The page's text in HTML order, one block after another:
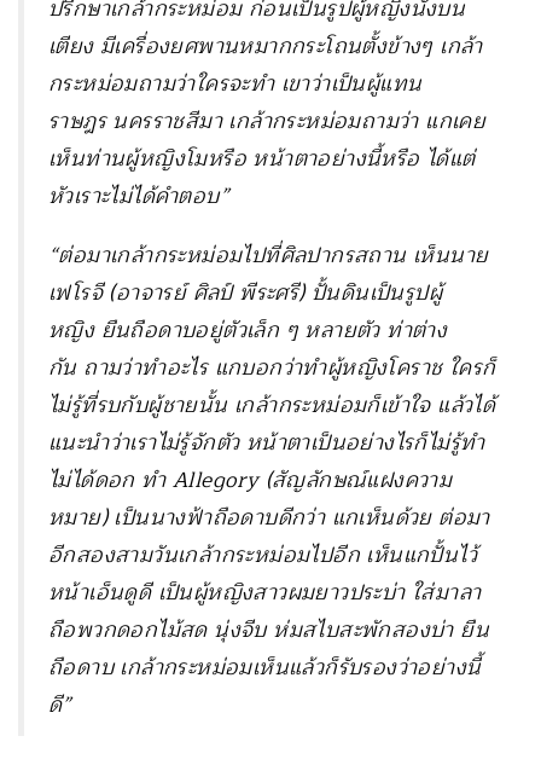
ปรึกษาเกล้ากระหม่อม ก่อนเป็นรูปผู้หญิงนั่งบน
เตียง มีเครื่องยศพานหมากกระโถนตั้งข้างๆ เกล้า
กระหม่อมถามว่าใครจะทำ เขาว่าเป็นผู้แทน
ราษฎร นครราชสีมา เกล้ากระหม่อมถามว่า แกเคย
เห็นท่านผู้หญิงโมหรือ หน้าตาอย่างนี้หรือ ได้แต่
หัวเราะไม่ได้คำตอบ”
“ต่อมาเกล้ากระหม่อมไปที่ศิลปากรสถาน เห็นนาย
เฟโรจี (อาจารย์ ศิลป์ พีระศรี) ปั้นดินเป็นรูปผู้
หญิง ยืนถือดาบอยู่ตัวเล็ก ๆ หลายตัว ท่าต่าง
กัน ถามว่าทำอะไร แกบอกว่าทำผู้หญิงโคราช ใครก็
ไม่รู้ที่รบกับผู้ชายนั้น เกล้ากระหม่อมก็เข้าใจ แล้วได้
แนะนำว่าเราไม่รู้จักตัว หน้าตาเป็นอย่างไรก็ไม่รู้ทำ
ไม่ได้ดอก ทำ Allegory (สัญลักษณ์แฝงความ
หมาย) เป็นนางฟ้าถือดาบดีกว่า แกเห็นด้วย ต่อมา
อีกสองสามวันเกล้ากระหม่อมไปอีก เห็นแกปั้นไว้
หน้าเอ็นดูดี เป็นผู้หญิงสาวผมยาวประบ่า ใส่มาลา
ถือพวกดอกไม้สด นุ่งจีบ ห่มสไบสะพักสองบ่า ยืน
ถือดาบ เกล้ากระหม่อมเห็นแล้วก็รับรองว่าอย่างนี้
ดี”